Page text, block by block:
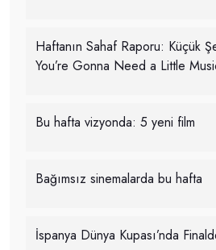
Haftanın Sahaf Raporu: Küçük
You’re Gonna Need a Little
Bu hafta vizyonda: 5 yeni film
Bağımsız sinemalarda bu hafta
İspanya Dünya Kupası’nda